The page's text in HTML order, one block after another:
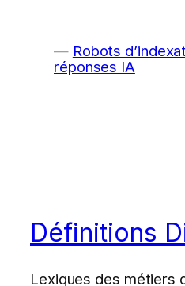
Robots
réponses IA
Définitions
Lexiques des métiers